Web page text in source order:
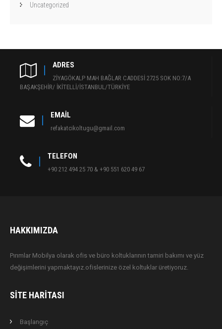
Uncategorized
ADRES
ZİYAGÖKALP MAH BAĞLAR CADDESİ 2725 SOK NO:7/A
BAŞAKŞEHİR/ İKİTELLİ/İSTANBUL/TÜRKİYE
EMAIL
refakatcikoltugu@gmail.com
TELEFON
+90 212 494 25 70 & +90 551 620 49 67
HAKKIMIZDA
Pırımlar Mobilya olarak ofis ve büro koltuklarının tamiri bakımı ve yüz
değişimlerini yapmaktayız.ofislerinize özel koltuklar üretiyoruz.
SITE HARITASI
Başlangıç